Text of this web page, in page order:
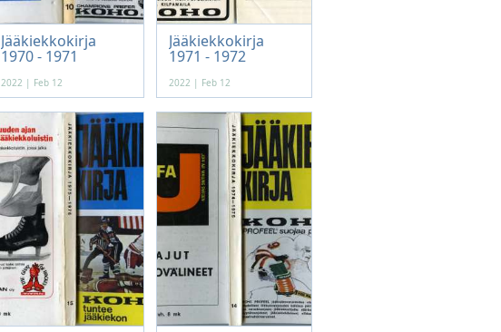
Jääkiekkokirja
1970 - 1971
2022 | Feb 12
Jääkiekkokirja
1971 - 1972
2022 | Feb 12